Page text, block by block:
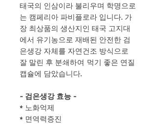
태국의 인삼이라 불리우며 학명으로
는 캠페리아 파비플로라 입니다. 가
장 최상품의 생산지인 태국 고지대
에서 유기농으로 재배된 안전한 검
은생강 자체를 자연건조 방식으로
잘 말린 후 분쇄하여 먹기 좋은 연질
캡슐에 담았습니다.
- 검은생강 효능 -
* 노화억제
* 면역력증진